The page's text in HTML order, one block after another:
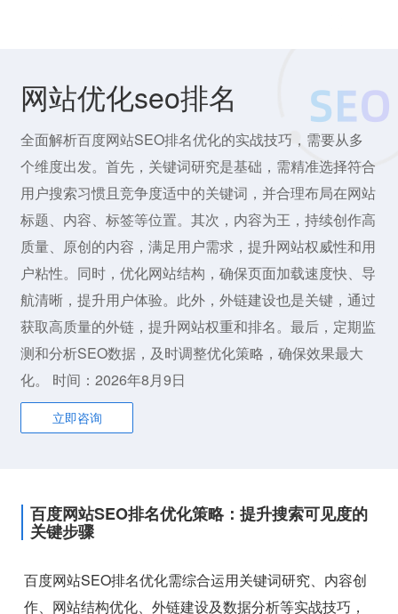
网站优化seo排名
全面解析百度网站SEO排名优化的实战技巧，需要从多
个维度出发。首先，关键词研究是基础，需精准选择符合
用户搜索习惯且竞争度适中的关键词，并合理布局在网站
标题、内容、标签等位置。其次，内容为王，持续创作高
质量、原创的内容，满足用户需求，提升网站权威性和用
户粘性。同时，优化网站结构，确保页面加载速度快、导
航清晰，提升用户体验。此外，外链建设也是关键，通过
获取高质量的外链，提升网站权重和排名。最后，定期监
测和分析SEO数据，及时调整优化策略，确保效果最大
化。 时间：2026年8月9日
立即咨询
百度网站SEO排名优化策略：提升搜索可见度的
关键步骤
百度网站SEO排名优化需综合运用关键词研究、内容创
作、网站结构优化、外链建设及数据分析等实战技巧，